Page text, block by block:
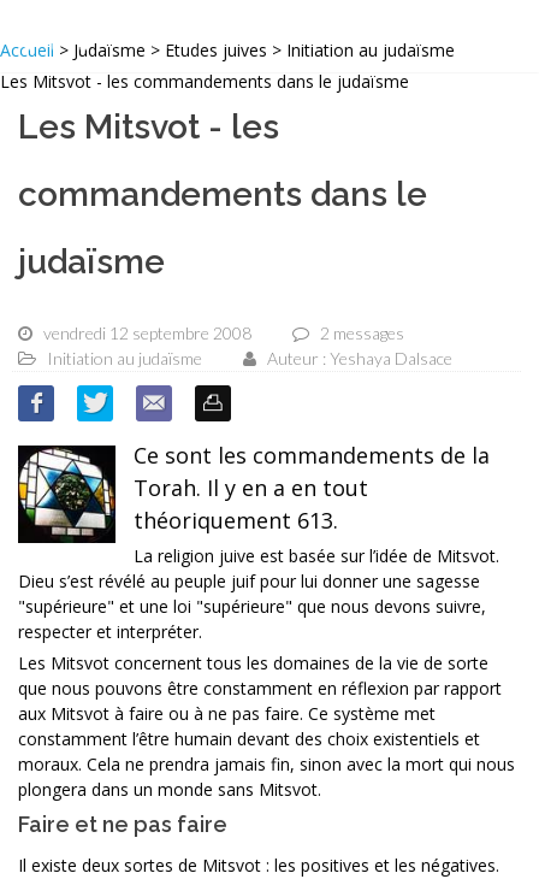
Accueil > Judaïsme > Etudes juives > Initiation au judaïsme
Les Mitsvot - les commandements dans le judaïsme
Les Mitsvot - les
commandements dans le
judaïsme
vendredi 12 septembre 2008
2 messages
Initiation au judaïsme
Auteur : Yeshaya Dalsace
Ce sont les commandements de la
Torah. Il y en a en tout
théoriquement 613.
La religion juive est basée sur l’idée de Mitsvot.
Dieu s’est révélé au peuple juif pour lui donner une sagesse
"supérieure" et une loi "supérieure" que nous devons suivre,
respecter et interpréter.
Les Mitsvot concernent tous les domaines de la vie de sorte
que nous pouvons être constamment en réflexion par rapport
aux Mitsvot à faire ou à ne pas faire. Ce système met
constamment l’être humain devant des choix existentiels et
moraux. Cela ne prendra jamais fin, sinon avec la mort qui nous
plongera dans un monde sans Mitsvot.
Faire et ne pas faire
Il existe deux sortes de Mitsvot : les positives et les négatives.